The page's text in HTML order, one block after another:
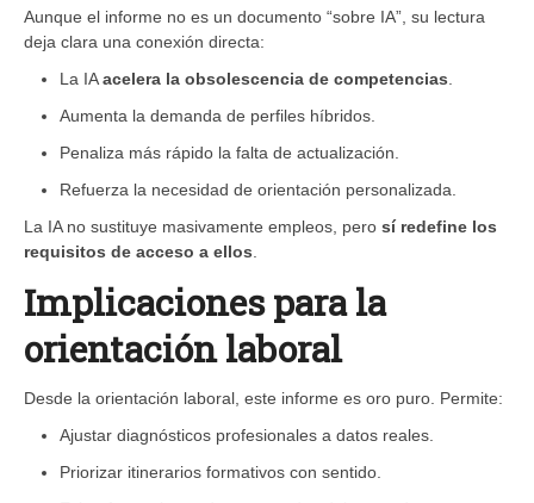
Aunque el informe no es un documento “sobre IA”, su lectura
deja clara una conexión directa:
La IAacelera la obsolescencia de competencias
Aumenta la demanda de perfiles híbridos.
Penaliza más rápido la falta de actualización.
Refuerza la necesidad de orientación personalizada.
La IA no sustituye masivamente empleos, pero sí redefine los
requisitos de acceso a ellos
Implicaciones para la
orientación laboral
Desde la orientación laboral, este informe es oro puro. Permite:
Ajustar diagnósticos profesionales a datos reales.
Priorizar itinerarios formativos con sentido.